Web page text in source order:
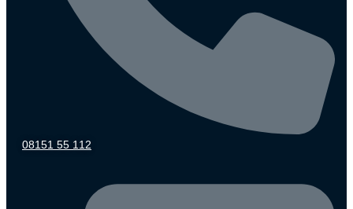
08151 55 112